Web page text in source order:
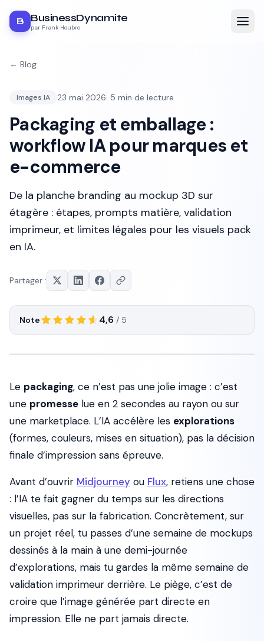
B BusinessDynamite
par Frank Houbre
← Blog
Images IA 23 mai 2026· 5 min de lecture
Packaging et emballage :
workflow IA pour marques et
e-commerce
De la planche branding au mockup 3D sur
étagère : étapes, prompts matière, validation
imprimeur, et limites légales pour les visuels pack
en IA.
Partager :
Note 4,6 / 5
Le packaging, ce n’est pas une jolie image : c’est
une promesse lue en 2 secondes au rayon ou sur
une marketplace. L’IA accélère les explorations
(formes, couleurs, mises en situation), pas la décision
finale d’impression sans épreuve.
Avant d’ouvrir Midjourney ou Flux, retiens une chose
: l’IA te fait gagner du temps sur les directions
visuelles, pas sur la fabrication. Concrètement, sur
un projet réel, tu passes d’une semaine de mockups
dessinés à la main à une demi-journée
d’explorations, mais tu gardes la même semaine de
validation imprimeur derrière. Le piège, c’est de
croire que l’image générée part directe en
impression. Elle ne part jamais directe.